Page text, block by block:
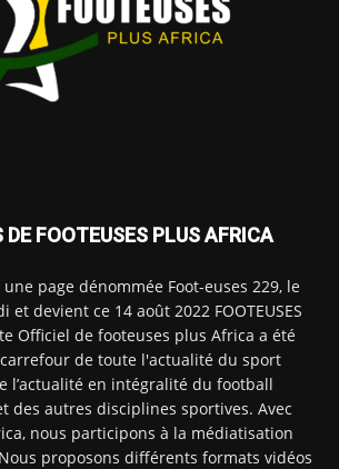
DE FOOTEUSES PLUS AFRICA
page dénommée Foot-euses 229, le
et devient ce 14 août 2022 FOOTEUSES
Officiel de footeuses plus Africa a été
de toute l'actualité du sport
l’actualité en intégralité du football
des autres disciplines sportives. Avec
nous participons à la médiatisation
proposons différents formats vidéos